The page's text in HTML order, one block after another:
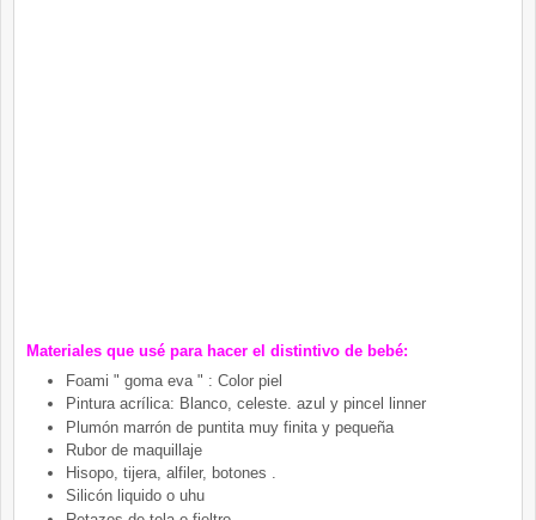
Materiales que usé para hacer el distintivo de bebé:
Foami " goma eva " : Color piel
Pintura acrílica: Blanco, celeste. azul y pincel linner
Plumón marrón de puntita muy finita y pequeña
Rubor de maquillaje
Hisopo, tijera, alfiler, botones .
Silicón liquido o uhu